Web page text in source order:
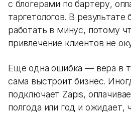
с блогерами по бартеру,
таргетологов. В
работать в минус, потому
привлечение клиентов не
Еще одна ошибка — вера в
сама выстроит бизнес.
подключает Zapis,
полгода или год и ожидает,